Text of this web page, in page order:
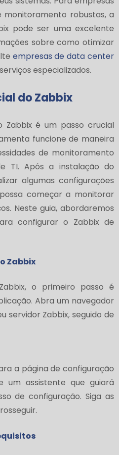
monitoramento robustas, a
pode ser uma excelente
sobre como otimizar
empresas de data center
especializados.
do Zabbix
Zabbix é um passo crucial
funcione de maneira
de monitoramento
TI. Após a instalação do
algumas configurações
começar a monitorar
Neste guia, abordaremos
configurar o Zabbix de
Zabbix
o primeiro passo é
Abra um navegador
servidor Zabbix, seguido de
a página de configuração
um assistente que guiará
de configuração. Siga as